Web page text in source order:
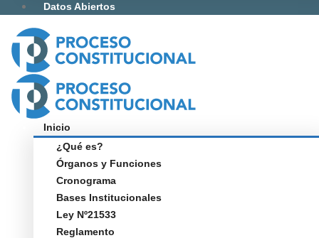
Datos Abiertos
Inicio
¿Qué es?
Órganos y Funciones
Cronograma
Bases Institucionales
Ley Nº21533
Reglamento